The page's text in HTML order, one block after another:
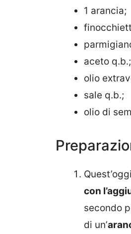
1 arancia;
aceto q.b.;
olio
sale q.b.;
olio di
con
secondo
di un’